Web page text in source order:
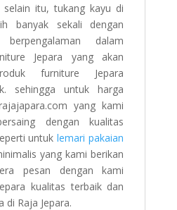
itu, tukang kayu di
banyak sekali dengan
dalam
Jepara yang akan
furniture Jepara
sehingga untuk harga
yang kami
dengan kualitas
untuklemari pakaian
yang kami berikan
pesan dengan kami
kualitas terbaik dan
di Raja Jepara.